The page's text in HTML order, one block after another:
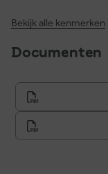
Bekijk alle kenmerken
Documenten